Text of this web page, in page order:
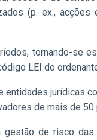
(p. ex.,
tornando-se
LEI do
entidades jurídicas
de mais de
de risco